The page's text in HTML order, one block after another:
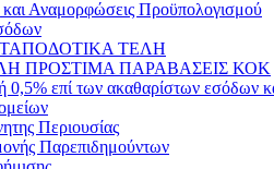
και Αναμορφώσεις Προϋπολογισμού
ΤΕΛΗ
ΠΡΟΣΤΙΜΑ ΠΑΡΑΒΑΣΕΙΣ ΚΟΚ
0,5% επί των ακαθαρίστων εσόδων
Περιουσίας
Παρεπιδημούντων